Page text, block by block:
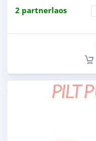
2 partnerlaos